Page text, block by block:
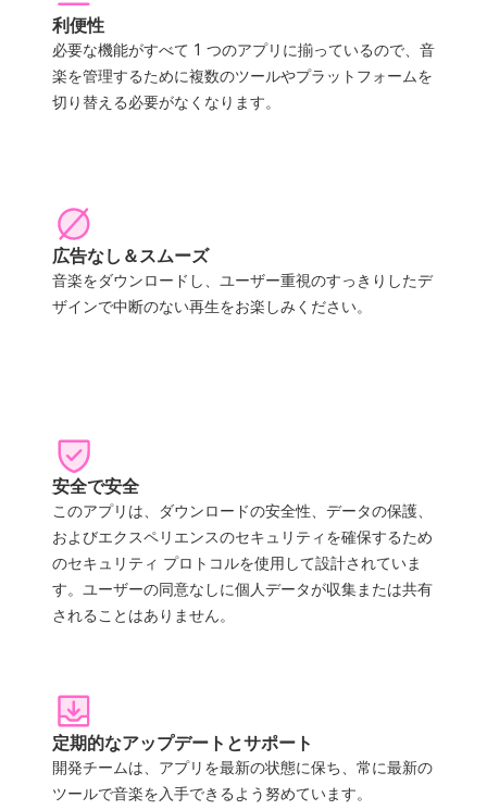
利便性
必要な機能がすべて 1 つのアプリに揃っているので、音
楽を管理するために複数のツールやプラットフォームを
切り替える必要がなくなります。
広告なし＆スムーズ
音楽をダウンロードし、ユーザー重視のすっきりしたデ
ザインで中断のない再生をお楽しみください。
安全で安全
このアプリは、ダウンロードの安全性、データの保護、
およびエクスペリエンスのセキュリティを確保するため
のセキュリティ プロトコルを使用して設計されていま
す。ユーザーの同意なしに個人データが収集または共有
されることはありません。
定期的なアップデートとサポート
開発チームは、アプリを最新の状態に保ち、常に最新の
ツールで音楽を入手できるよう努めています。